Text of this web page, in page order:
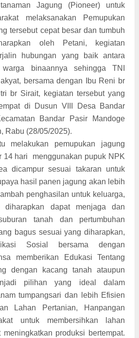
Jagung (Pioneer) untuk
melaksanakan Pemupukan
tersebut cepat besar dan tumbuh
oleh Petani, kegiatan
hubungan yang baik antara
binaannya sehingga TNI
bersama dengan Ibu Reni br
br Sirait, kegiatan tersebut yang
di Dusun VIII Desa Bandar
Bandar Pasir Mandoge
Rabu (28/05/2025).
melakukan pemupukan jagung
14 hari menggunakan pupuk NPK
dicampur sesuai takaran untuk
hasil panen jagung akan lebih
penghasilan untuk keluarga,
diharapkan dapat menjaga dan
tanah dan pertumbuhan
bagus sesuai yang diharapkan,
Sosial bersama dengan
memberikan Edukasi Tentang
dengan kacang tanah ataupun
pilihan yang ideal dalam
tumpangsari dan lebih Efisien
Lahan Pertanian, Hanpangan
untuk membersihkan lahan
produksi bertempat.